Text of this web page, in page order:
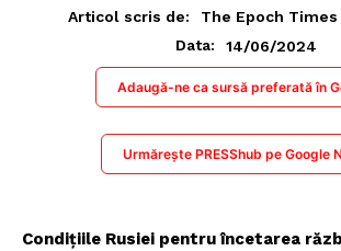
Articol scris de:
The Epoch Times
Data:
14/06/2024
Adaugă-ne ca sursă preferată în
Urmărește PRESShub pe Google
Condițiile Rusiei pentru încetarea